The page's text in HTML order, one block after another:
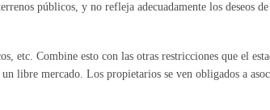
públicos, y no refleja adecuadamente los deseos
etc. Combine esto con las otras restricciones que el
libre mercado. Los propietarios se ven obligados a